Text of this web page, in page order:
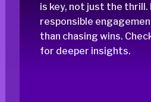
is key, not just the thrill.
responsible
than chasing wins.
for deeper insights.